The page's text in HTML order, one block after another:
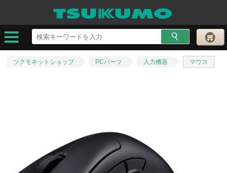
ツクモネットショップ PCパーツ 入力機器 マウス